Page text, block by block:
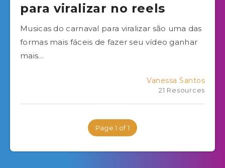
para viralizar no reels
Musicas do carnaval para viralizar são uma das
formas mais fáceis de fazer seu vídeo ganhar
mais…
Vanessa Santos
21 Resources
Page 1 of 1